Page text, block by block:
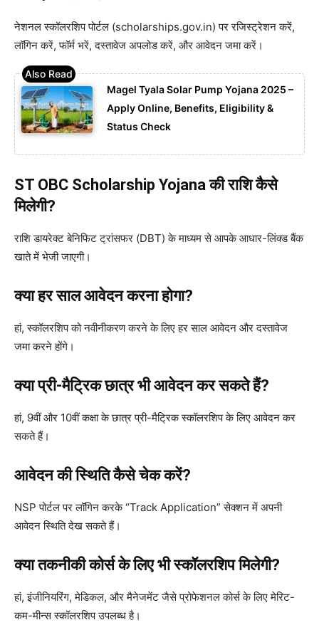
नेशनल स्कॉलरशिप पोर्टल (scholarships.gov.in) पर रजिस्ट्रेशन करें,
लॉगिन करें, फॉर्म भरें, दस्तावेज अपलोड करें, और आवेदन जमा करें।
Magel Tyala Solar Pump Yojana 2025 –
Apply Online, Benefits, Eligibility &
Status Check
ST OBC Scholarship Yojanaकी राशि कैसे
मिलेगी?
राशि डायरेक्ट बेनिफिट ट्रांसफर (DBT) के माध्यम से आपके आधार-लिंक्ड बैंक
खाते में भेजी जाएगी।
क्या हर साल आवेदन करना होगा?
हां, स्कॉलरशिप को नवीनीकरण करने के लिए हर साल आवेदन और दस्तावेज
जमा करने होंगे।
क्या प्री-मैट्रिक छात्र भी आवेदन कर सकते हैं?
हां, 9वीं और 10वीं कक्षा के छात्र प्री-मैट्रिक स्कॉलरशिप के लिए आवेदन कर
सकते हैं।
आवेदन की स्थिति कैसे चेक करें?
NSP पोर्टल पर लॉगिन करके “Track Application” सेक्शन में अपनी
आवेदन स्थिति देख सकते हैं।
क्या तकनीकी कोर्स के लिए भी स्कॉलरशिप मिलेगी?
हां, इंजीनियरिंग, मेडिकल, और मैनेजमेंट जैसे प्रोफेशनल कोर्स के लिए मेरिट-
कम-मीन्स स्कॉलरशिप उपलब्ध है।